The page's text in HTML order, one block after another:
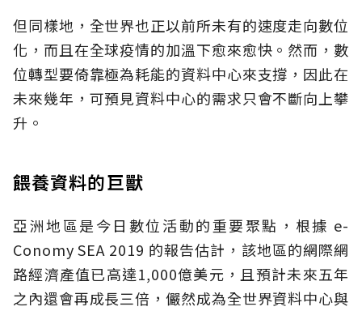
但同樣地，全世界也正以前所未有的速度走向數位
化，而且在全球疫情的加溫下愈來愈快。然而，數
位轉型要倚靠極為耗能的資料中心來支撐，因此在
未來幾年，可預見資料中心的需求只會不斷向上攀
升。
餵養資料的巨獸
亞洲地區是今日數位活動的重要聚點，根據 e-
Conomy SEA 2019 的報告估計，該地區的網際網
路經濟產值已高達1,000億美元，且預計未來五年
之內還會再成長三倍，儼然成為全世界資料中心與